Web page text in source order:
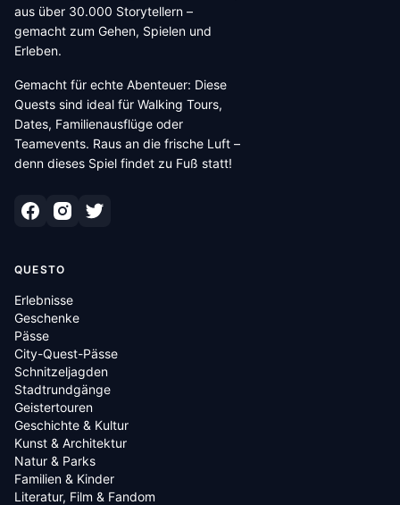
aus über 30.000 Storytellern –
gemacht zum Gehen, Spielen und
Erleben.
Gemacht für echte Abenteuer: Diese
Quests sind ideal für Walking Tours,
Dates, Familienausflüge oder
Teamevents. Raus an die frische Luft –
denn dieses Spiel findet zu Fuß statt!
QUESTO
Erlebnisse
Geschenke
Pässe
City-Quest-Pässe
Schnitzeljagden
Stadtrundgänge
Geistertouren
Geschichte & Kultur
Kunst & Architektur
Natur & Parks
Familien & Kinder
Literatur, Film & Fandom